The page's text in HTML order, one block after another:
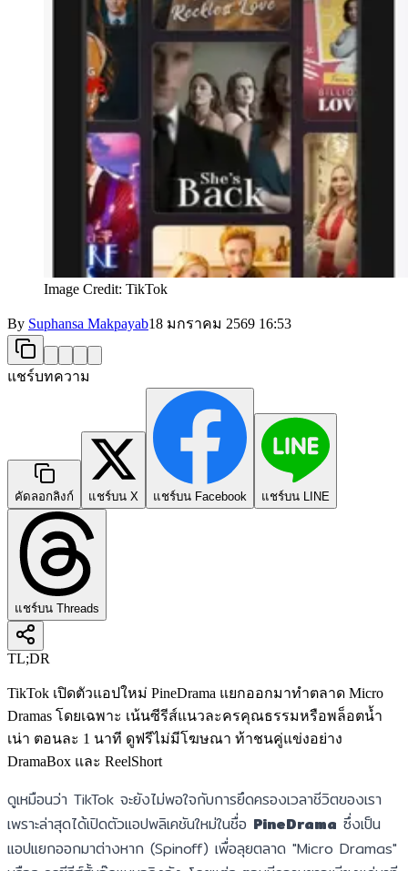
Image Credit: TikTok
By Suphansa Makpayab18 มกราคม 2569 16:53
แชร์บทความ
คัดลอกลิงก์ แชร์บน X แชร์บน Facebook แชร์บน LINE
แชร์บน Threads
TL;DR
TikTok เปิดตัวแอปใหม่ PineDrama แยกออกมาทำตลาด Micro
Dramas โดยเฉพาะ เน้นซีรีส์แนวละครคุณธรรมหรือพล็อตน้ำ
เน่า ตอนละ 1 นาที ดูฟรีไม่มีโฆษณา ท้าชนคู่แข่งอย่าง
DramaBox และ ReelShort
ดูเหมือนว่า TikTok จะยังไม่พอใจกับการยึดครองเวลาชีวิตของเรา
เพราะล่าสุดได้เปิดตัวแอปพลิเคชันใหม่ในชื่อ PineDrama ซึ่งเป็น
แอปแยกออกมาต่างหาก (Spinoff) เพื่อลุยตลาด "Micro Dramas"